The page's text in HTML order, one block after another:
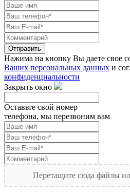
Отправить
Нажима на кнопку Вы даете свое
Ваших персональных данных и
конфиденциальности
Закрыть окно
Оставьте свой номер
телефона, мы перезвоним вам
Перетащите сюда файлы